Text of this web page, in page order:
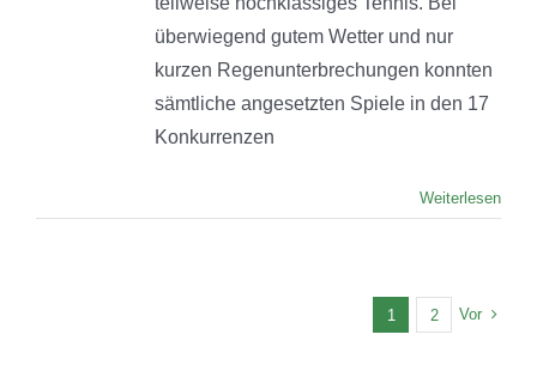
überwiegend gutem Wetter und nur
kurzen Regenunterbrechungen konnten
sämtliche angesetzten Spiele in den 17
Konkurrenzen
Weiterlesen
1 2 Vor